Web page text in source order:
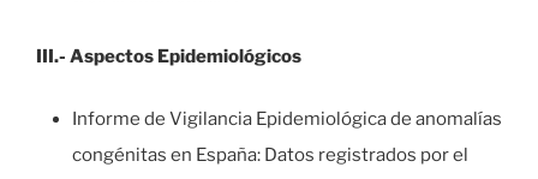
III.- Aspectos Epidemiológicos
Informe de Vigilancia Epidemiológica de anomalías
congénitas en España: Datos registrados por el